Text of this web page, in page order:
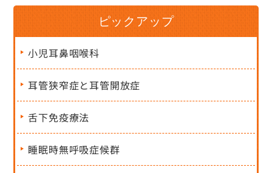
ピックアップ
小児耳鼻咽喉科
耳管狭窄症と耳管開放症
舌下免疫療法
睡眠時無呼吸症候群